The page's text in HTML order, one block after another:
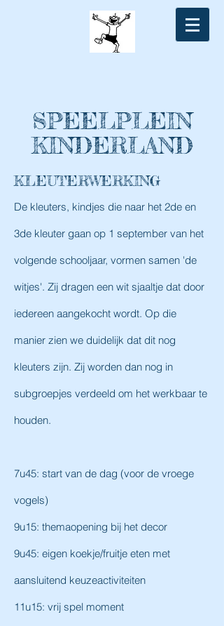
SPEELPLEIN
KINDERLAND
KLEUTERWERKING
De kleuters, kindjes die naar het 2de en
3de kleuter gaan op 1 september van het
volgende schooljaar, vormen samen 'de
witjes'. Zij dragen een wit sjaaltje dat door
iedereen aangekocht wordt. Op die
manier zien we duidelijk dat dit nog
kleuters zijn. Zij worden dan nog in
subgroepjes verdeeld om het werkbaar te
houden.
7u45: start van de dag (voor de vroege
vogels)
9u15: themaopening bij het decor
9u45: eigen koekje/fruitje eten met
aansluitend keuzeactiviteiten
11u15: vrij spel moment